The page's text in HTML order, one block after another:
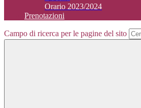
Orario 2023/2024
Prenotazioni
Campo di ricerca per le pagine del sito